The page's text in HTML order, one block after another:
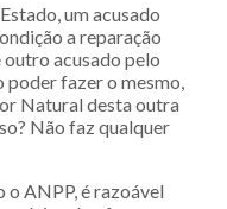
um acusado
a reparação
acusado pelo
poder fazer o mesmo,
Natural desta outra
Não faz qualquer
ANPP, é razoável